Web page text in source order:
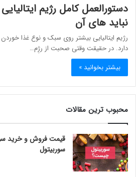
دستورالعمل کامل رژیم
نباید های آن
رژیم ایتالیایی بیشتر روی سبک و نوع غذا خوردن
دارد. در حقیقت وقتی صحبت از رژِم…
بیشتر بخوانید »
محبوب ترین مقالات
سوربیتول